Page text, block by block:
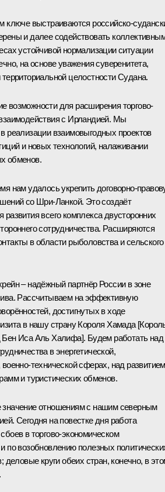
ключе выстраиваются российско-
и далее содействовать
устойчивой нормализации ситуации
на основе уважения суверенитета,
целостности Судана.
возможности для расширения торгово-
с Ирландией. Мы
реализации взаимовыгодных проектов
и новых технологий, налаживании
обменов.
нам удалось укрепить договорно-
со Шри-Ланкой. Это создаёт
всего комплекса двусторонних
сотрудничества. Расширяются
в области рыболовства и сельского
– надёжный партнёр России в зоне
Рассчитываем на эффективную
достигнутых в ходе
в нашу страну Короля Хамада
Иса Аль Халифа]. Будем работать над
в энергетической,
технической сферах, над развитием
и туристических обменов.
отношениям с нашим северным
Сегодня на повестке дня работа
в торгово-экономическом
по возобновлению полезных
деловые круги обеих стран, конечно, в